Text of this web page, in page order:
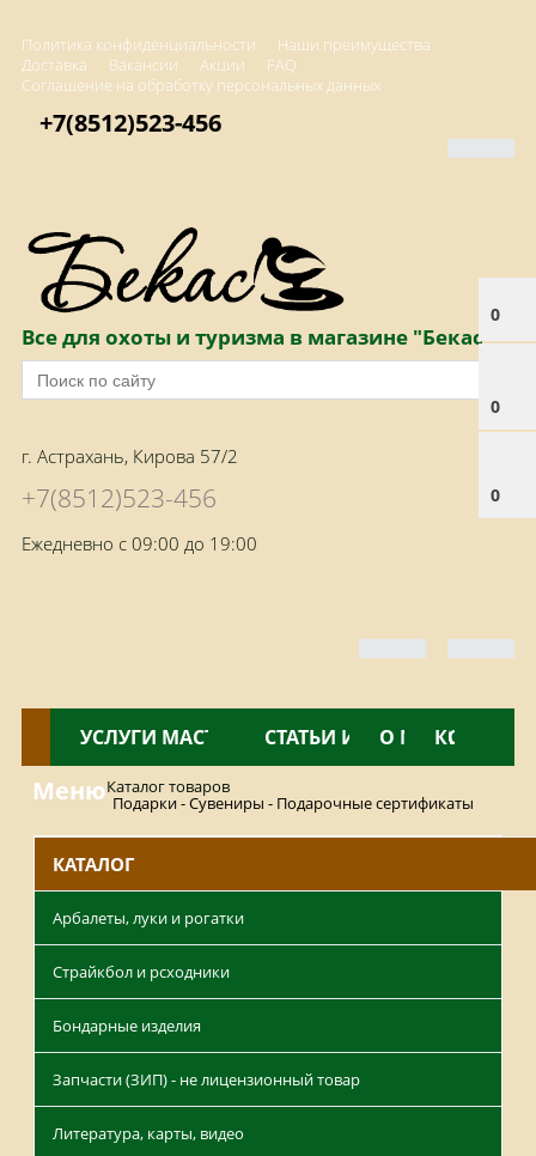
Политика конфиденциальности
Наши преимущества
Доставка
Вакансии Акции
FAQ
Соглашение на обработку персональных данных
0
0
0
+7(8512)523-456
Все для охоты и туризма в магазине "Бекас"
г. Астрахань, Кирова 57/2
+7(8512)523-456
Ежедневно с 09:00 до 19:00
КАТАЛОГ
УСЛУГИ МАСТЕРСКОЙНОВОСТИ
СТАТЬИ И ОБЗОРЫ
О МАГАЗИНЕ
МенюКаталог товаров
Подарки - Сувениры - Подарочные сертификаты
КАТАЛОГ
Арбалеты, луки и рогатки
Страйкбол и рсходники
Бондарные изделия
Запчасти (ЗИП) - не лицензионный товар
Литература, карты, видео